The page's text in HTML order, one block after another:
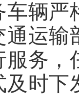
车辆严
通运输
服务，
及时下